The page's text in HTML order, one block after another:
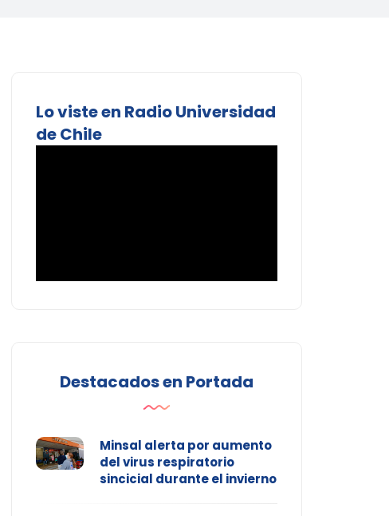
Lo viste en Radio Universidad
de Chile
Destacados en Portada
Minsal alerta por aumento
del virus respiratorio
sincicial durante el invierno